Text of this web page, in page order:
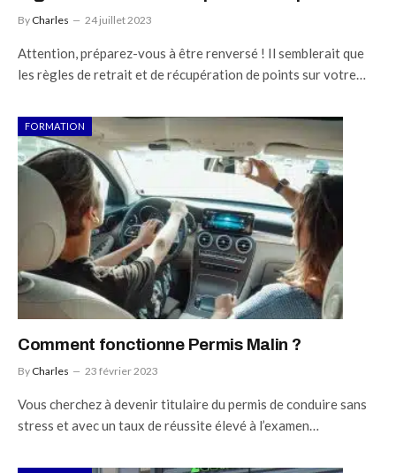
By Charles 24 juillet 2023
Attention, préparez-vous à être renversé ! Il semblerait que
les règles de retrait et de récupération de points sur votre…
FORMATION
Comment fonctionne Permis Malin ?
By Charles 23 février 2023
Vous cherchez à devenir titulaire du permis de conduire sans
stress et avec un taux de réussite élevé à l’examen…